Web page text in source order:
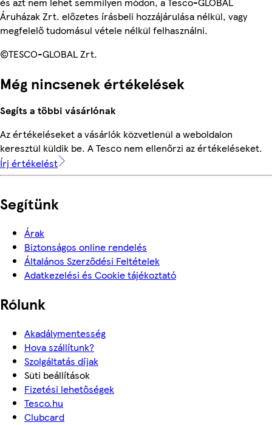
Áruházak Zrt. előzetes írásbeli hozzájárulása nélkül, vagy
megfelelő tudomásul vétele nélkül felhasználni.
©TESCO-GLOBAL Zrt.
Még nincsenek értékelések
Segíts a többi vásárlónak
Az értékeléseket a vásárlók közvetlenül a weboldalon
keresztül küldik be. A Tesco nem ellenőrzi az értékeléseket.
Írj értékelést
Segítünk
Árak
Biztonságos online rendelés
Általános Szerződési Feltételek
Adatkezelési és Cookie tájékoztató
Rólunk
Akadálymentesség
Hova szállítunk?
Szolgáltatás díjak
Süti beállítások
Fizetési lehetőségek
Tesco.hu
Clubcard